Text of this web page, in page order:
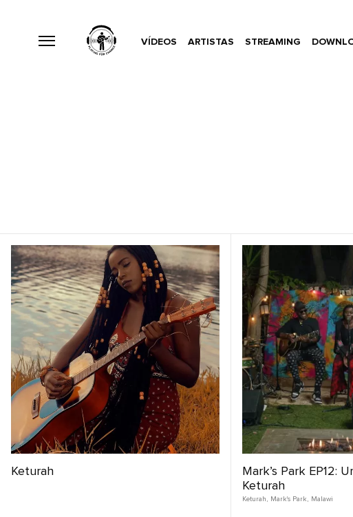
VÍDEOS ARTISTAS STREAMING
Keturah
Mark’s Park EP12:
Keturah
Keturah , Mark's Park , Malawi